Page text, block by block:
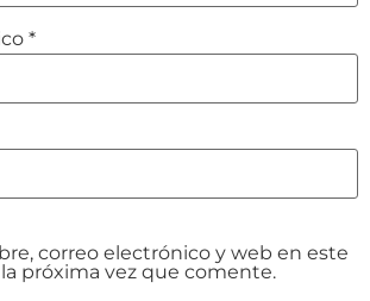
*
correo electrónico y web en este
próxima vez que comente.